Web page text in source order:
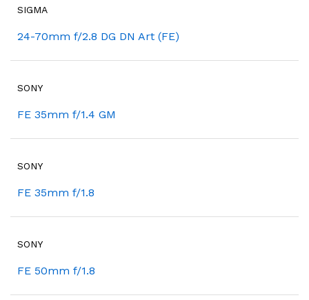
SIGMA
24-70mm f/2.8 DG DN Art (FE)
SONY
FE 35mm f/1.4 GM
SONY
FE 35mm f/1.8
SONY
FE 50mm f/1.8